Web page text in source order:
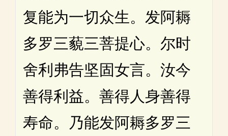
复能为一切众生。发阿耨
多罗三藐三菩提心。尔时
舍利弗告坚固女言。汝今
善得利益。善得人身善得
寿命。乃能发阿耨多罗三